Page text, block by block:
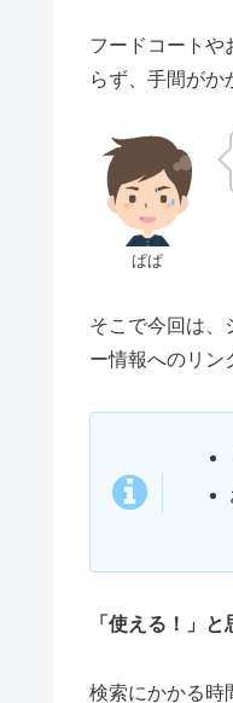
フードコートや
らず、手間がか
ぱぱ
そこで今回は、
ー情報へのリン
「使える！」
検索にかかる時